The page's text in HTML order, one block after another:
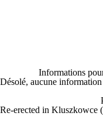
Informations
Désolé, aucune
Re-erected in Kluszkowce